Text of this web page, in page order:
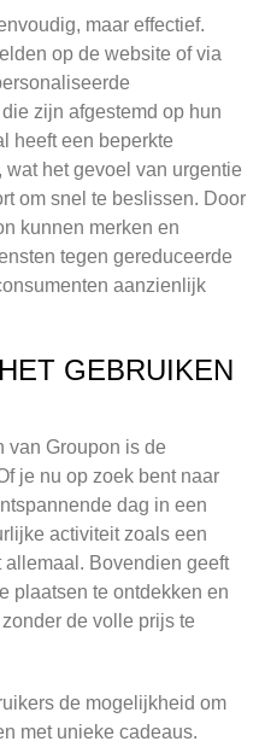
maar effectief.
op de website of via
zijn afgestemd op hun
heeft een beperkte
het gevoel van urgentie
om snel te beslissen. Door
kunnen merken en
tegen gereduceerde
aanzienlijk
GEBRUIKEN
van Groupon is de
je nu op zoek bent naar
dag in een
activiteit zoals een
allemaal. Bovendien geeft
plaatsen te ontdekken en
de volle prijs te
de mogelijkheid om
met unieke cadeaus.